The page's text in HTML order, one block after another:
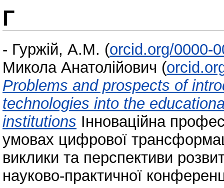
Г
- Гуржій, А.М. (orcid.org/0000-
Микола Анатолійович (
Problems and prospects of
technologies into the
institutions Інноваційна
умовах цифрової
виклики та перспективи
науково-практичної